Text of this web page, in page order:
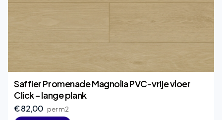
Saffier Promenade Magnolia PVC-vrije vloer
Click – lange plank
€ 82,00 per m2